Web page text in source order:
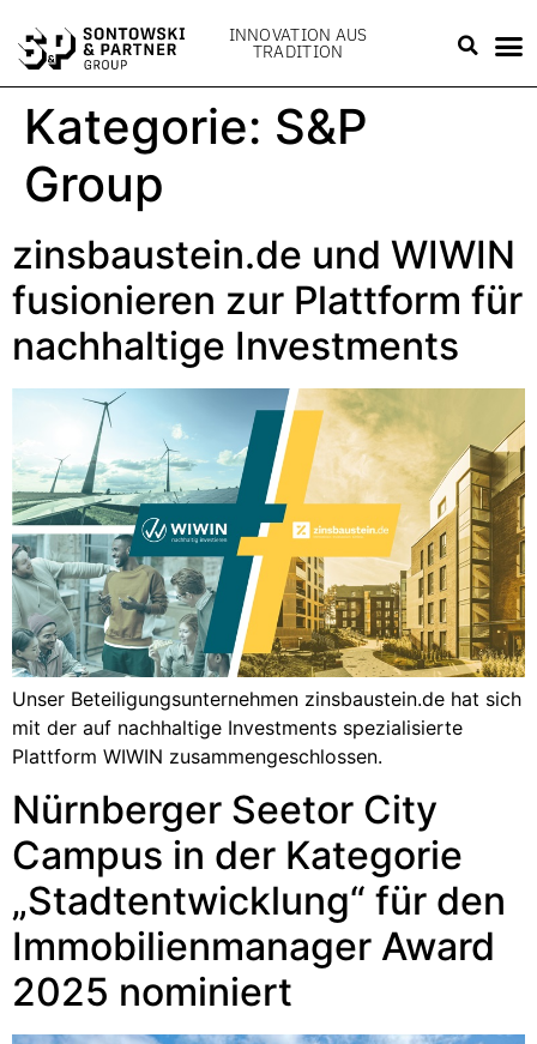
INNOVATION AUS
TRADITION
Kategorie: S&P
Group
zinsbaustein.de und WIWIN
fusionieren zur Plattform für
nachhaltige Investments
Unser Beteiligungsunternehmen zinsbaustein.de hat sich
mit der auf nachhaltige Investments spezialisierte
Plattform WIWIN zusammengeschlossen.
Nürnberger Seetor City
Campus in der Kategorie
„Stadtentwicklung“ für den
Immobilienmanager Award
2025 nominiert